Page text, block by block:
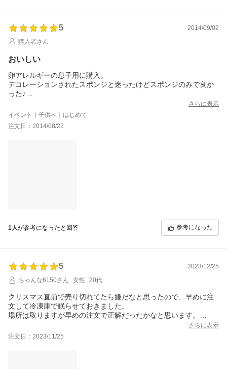
5
2014/09/02
購入者さん
おいしい
卵アレルギーの息子用に購入。
デコレーションされたスポンジと迷ったけどスポンジのみで良か
った♪
昼過ぎにデコレーション作業開始しましたが、解凍ばっちりでふ
わふわしっとりしてました。
夏なのでイチゴは無いけれど梨ぶどうなどフレッシュな果物やフ
食べきれず翌日に持ち越した分もパサつかずしっとり美味しかっ
さらに表示
イベント｜子供へ｜はじめて
注文日：2014/08/22
1人が参考になったと回答 参考になった
5
2023/12/25
ちゃんな6150さん
女性 20代
クリスマス直前で売り切れてたら嫌だなと思ったので、早めに注
文して冷凍庫で眠らせておきました。
場所は取りますが早めの注文で正解だったかなと思います。
卵アレルギーの息子も大喜びで食べていました。
さらに表示
注文日：2023/11/25